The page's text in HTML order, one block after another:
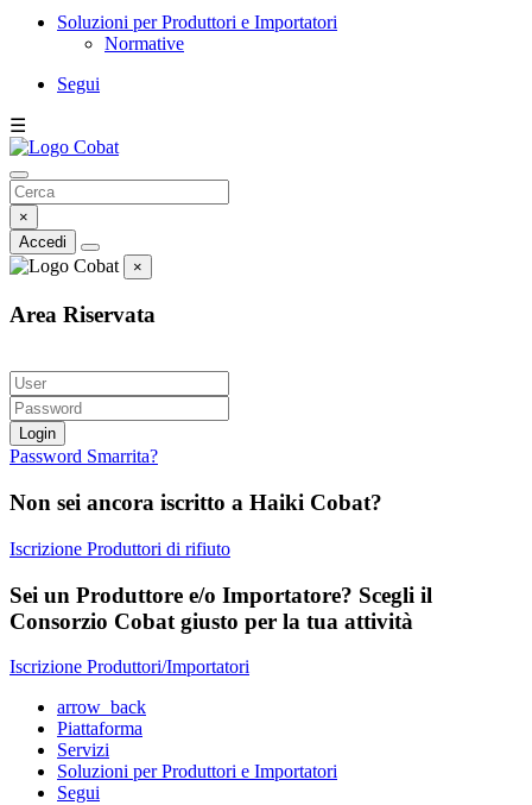
Soluzioni per Produttori e Importatori
Normative
Segui
☰
×
Accedi
×
Area Riservata
Login
Password Smarrita?
Non sei ancora iscritto a Haiki Cobat?
Iscrizione Produttori di rifiuto
Sei un Produttore e/o Importatore? Scegli il
Consorzio Cobat giusto per la tua attività
Iscrizione Produttori/Importatori
arrow_back
Piattaforma
Servizi
Soluzioni per Produttori e Importatori
Segui